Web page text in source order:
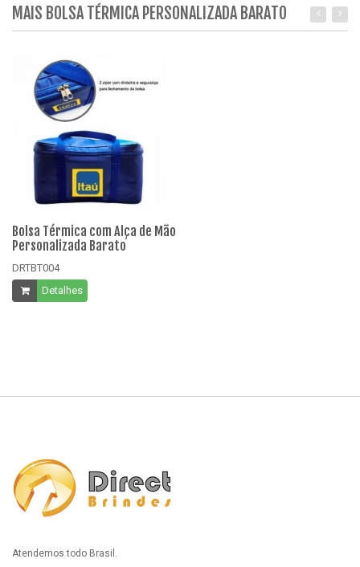
MAIS BOLSA TÉRMICA PERSONALIZADA BARATO
Bolsa Térmica com Alça de Mão
Personalizada Barato
DRTBT004
Detalhes
Atendemos todo Brasil.